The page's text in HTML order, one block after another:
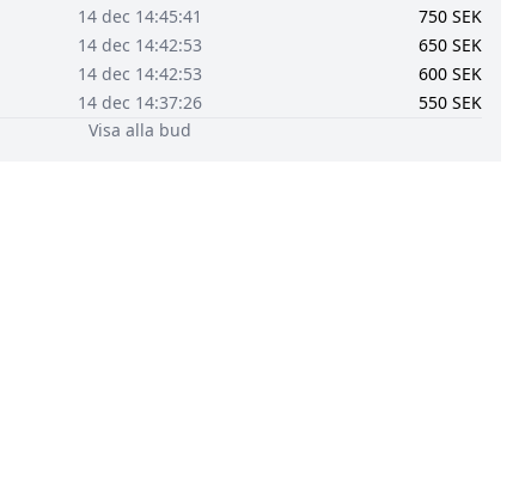
14 dec 14:45:41 750 SEK
14 dec 14:42:53 650 SEK
14 dec 14:42:53 600 SEK
14 dec 14:37:26 550 SEK
Visa alla bud